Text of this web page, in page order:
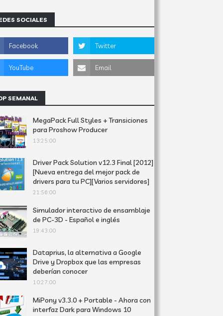
SOCIALES
SEMANAL
MegaPack Full Styles + Transiciones
para Proshow Producer
13:25:00
Driver Pack Solution v12.3 Final [2012]
[Nueva entrega del mejor pack de
drivers para tu PC][Varios servidores]
21:56:00
Simulador interactivo de ensamblaje
de PC-3D - Español e inglés
19:43:00
Dataprius, la alternativa a Google
Drive y Dropbox que las empresas
deberían conocer
10:27:00
MiPony v3.3.0 + Portable - Ahora con
interfaz Dark para Windows 10